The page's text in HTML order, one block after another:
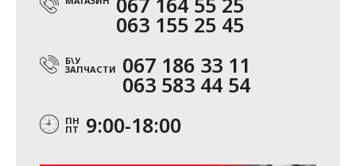
063 155 25 45
Б\У
ЗАПЧАСТИ 067 186 33 11
063 583 44 54
ПН
ПТ 9:00-18:00